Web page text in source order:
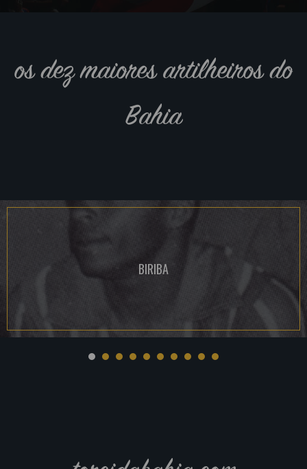
os dez maiores artilheiros do
Bahia
BIRIBA